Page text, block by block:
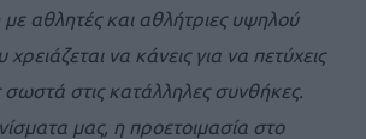
αθλητές και αθλήτριες υψηλού
να κάνεις για να πετύχεις
σωστά στις κατάλληλες συνθήκες.
μας, η προετοιμασία στο